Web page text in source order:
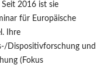
2016 ist sie
für Europäische
Ihre
Dispositivforschung und
(Fokus